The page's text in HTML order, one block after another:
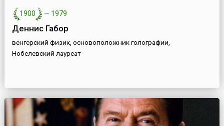
1900 — 1979
Деннис Габор
венгерский физик, основоположник голографии,
Нобелевский лауреат